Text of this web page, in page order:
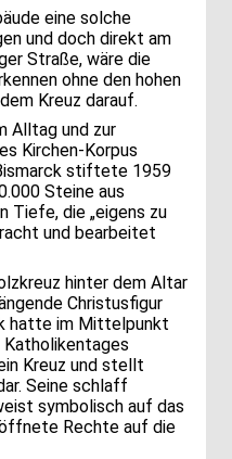
eine solche
und doch direkt am
Straße, wäre die
ohne den hohen
Kreuz darauf.
Alltag und zur
Kirchen-Korpus
stiftete 1959
Steine aus
Tiefe, die „eigens zu
und bearbeitet
hinter dem Altar
Christusfigur
hatte im Mittelpunkt
Kreuz und stellt
Seine schlaff
symbolisch auf das
Rechte auf die